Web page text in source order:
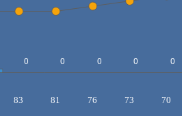
83 81 76 73 70